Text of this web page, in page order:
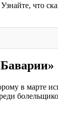
что
в марте